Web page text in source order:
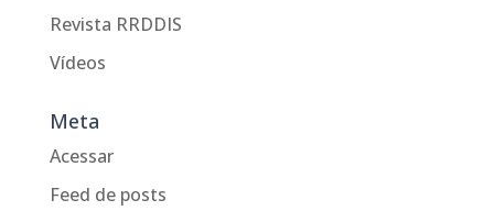
Revista RRDDIS
Vídeos
Meta
Acessar
Feed de posts